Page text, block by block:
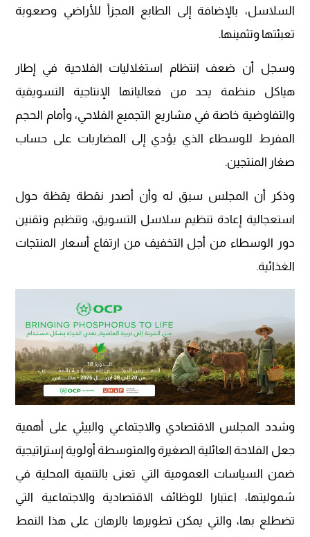
السلاسل، بالإضافة إلى الطابع المجزأ للأراضي وصعوبة
تعبئتها وتثمينها.
وسجل أن ضعف انتظام استغلاليات الفلاحية في إطار
هياكل منظمة يحد من فعالياتها الإنتاجية التسويقية
والتفاوضية خاصة في مشاريع التجميع الفلاحي، وأمام الحجم
المفرط للوسطاء الذي يؤدي إلى المضاربات على حساب
صغار المنتجين.
وذكر أن المجلس سبق له وأن أصدر نقطة يقظة حول
استعجالية إعادة تنظيم سلاسل التسويق، وتنظيم وتقنين
دور الوسطاء من أجل التخفيف من ارتفاع أسعار المنتجات
الغذائية.
وشدد المجلس الاقتصادي والاجتماعي والبيئي على أهمية
جعل الفلاحة العائلية الصغيرة والمتوسطة أولوية إستراتيجية
ضمن السياسات العمومية التي تعنى بالتنمية المحلية في
شموليتها، اعتبارا للوظائف الاقتصادية والاجتماعية التي
تضطلع بها، والتي يمكن تطويرها بالرهان على هذا النمط